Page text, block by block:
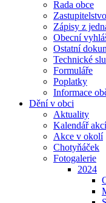
Rada obce
Zastupitelstvo
Zápisy z
Obecní
Ostatní
Technické
Formuláře
Poplatky
Informace
Dění v obci
Aktuality
Kalendář akcí
Akce v okolí
Chotyňáček
Fotogalerie
2024